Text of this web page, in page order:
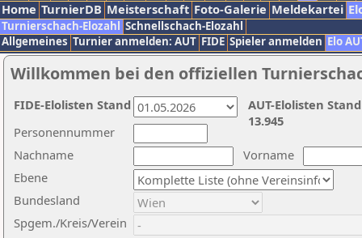
Home TurnierDB Meisterschaft Foto-Galerie Meldekartei
Turnierschach-Elozahl Schnellschach-Elozahl
Allgemeines Turnier anmelden: AUT FIDE Spieler anmelden Elo
Willkommen bei den offiziellen
Nachname
Vorname
Ebene
Personennummer
Bundesland
Spgem./Kreis/Verein
AUT-Elolisten
13.945
FIDE-Elolisten Stand